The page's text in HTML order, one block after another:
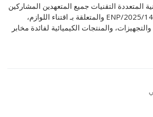
المتعددة التقنيات جميع المتعهدين المشاركين
في الاستشارة رقم 14/ENP/2025 والمتعلقة بـ اقتناء اللوازم،
والتجهيزات، والمنتجات الكيميائية لفائدة مخابر